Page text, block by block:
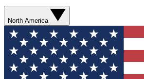
North America